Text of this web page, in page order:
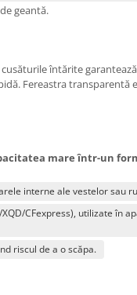
geantă.
întărite
Fereastra
mare într-un
interne ale vestelor sau
CFexpress), utilizate în
riscul de a o scăpa.